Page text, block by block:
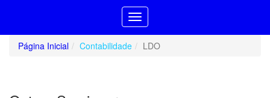
Toggle
navigation
Página Inicial
Contabilidade LDO